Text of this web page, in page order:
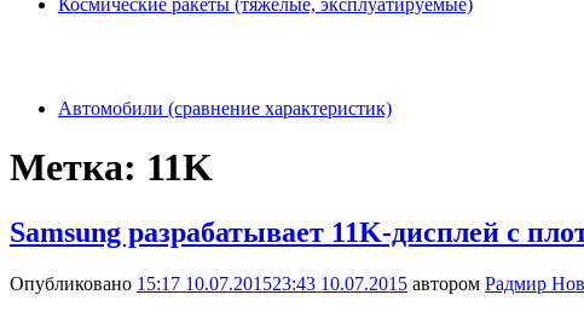
Космические ракеты (тяжелые, эксплуатируемые)
Автомобили (сравнение характеристик)
Метка: 11K
Samsung разрабатывает 11K-дисплей с
Опубликовано 15:17 10.07.201523:43 10.07.2015 автором Радмир